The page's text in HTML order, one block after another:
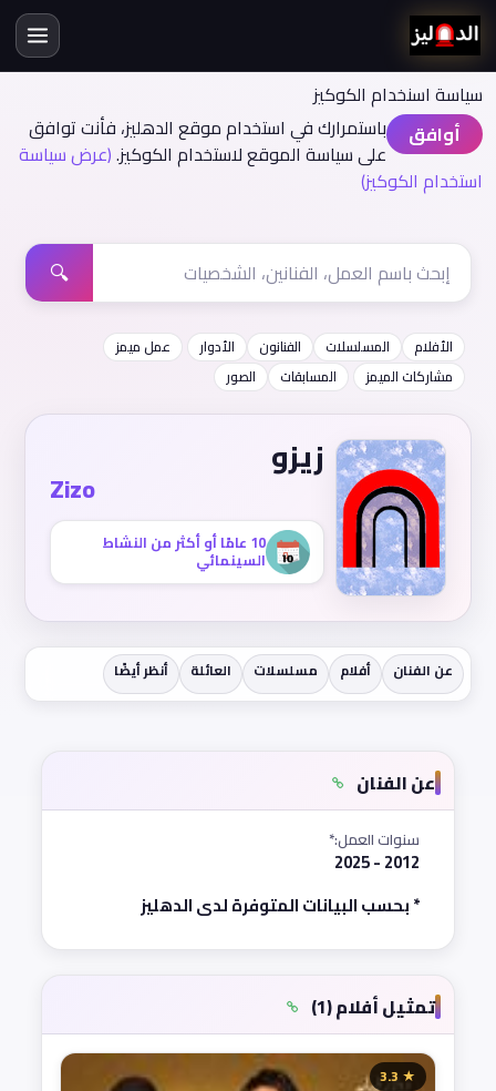
سياسة اسنخدام الكوكيز
أوافق
باستمرارك في استخدام موقع الدهليز، فأنت توافق
على سياسة الموقع لاستخدام الكوكيز.(عرض سياسة
استخدام الكوكيز)
🔍
الأفلام المسلسلات الفنانون الأدوار
عمل ميمز
مشاركات الميمز
المسابقات الصور
زيزو
Zizo
10 عامًا أو أكثر من النشاط
السينمائي
عن الفنان أفلام مسلسلات العائلة أنظر أيضًا
عن الفنان
سنوات العمل:*
2012 - 2025
* بحسب البيانات المتوفرة لدى الدهليز
تمثيل أفلام (1)
★ 3.3